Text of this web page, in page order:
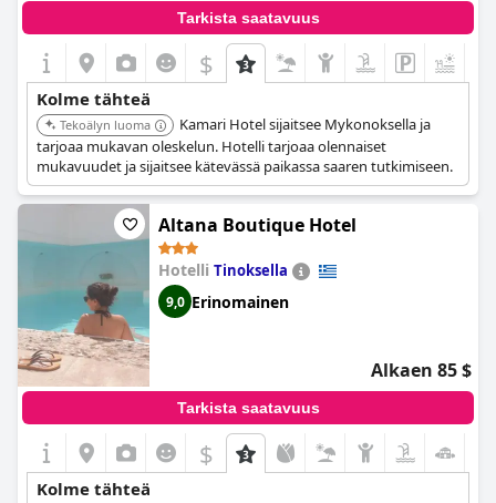
Tarkista saatavuus
$
Kolme tähteä
Tekoälyn luoma
Kamari Hotel sijaitsee Mykonoksella ja
tarjoaa mukavan oleskelun. Hotelli tarjoaa olennaiset
mukavuudet ja sijaitsee kätevässä paikassa saaren tutkimiseen.
Altana Boutique Hotel
Hotelli Tinoksella
9,0 Erinomainen
Alkaen 85 $
Tarkista saatavuus
$
Kolme tähteä